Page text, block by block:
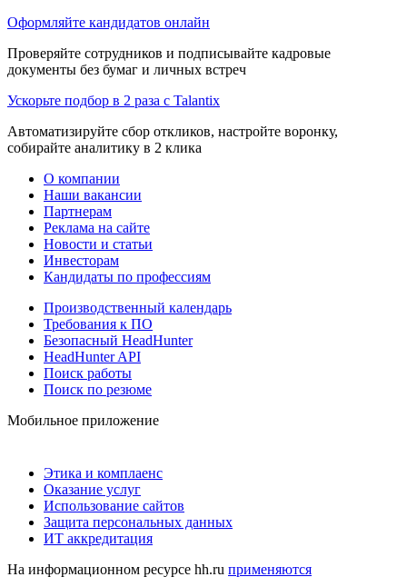
Оформляйте кандидатов онлайн
Проверяйте сотрудников и подписывайте кадровые
документы без бумаг и личных встреч
Ускорьте подбор в 2 раза с Talantix
Автоматизируйте сбор откликов, настройте воронку,
собирайте аналитику в 2 клика
О компании
Наши вакансии
Партнерам
Реклама на сайте
Новости и статьи
Инвесторам
Кандидаты по профессиям
Производственный календарь
Требования к ПО
Безопасный HeadHunter
HeadHunter API
Поиск работы
Поиск по резюме
Мобильное приложение
Этика и комплаенс
Оказание услуг
Использование сайтов
Защита персональных данных
ИТ аккредитация
На информационном ресурсе hh.ru применяются